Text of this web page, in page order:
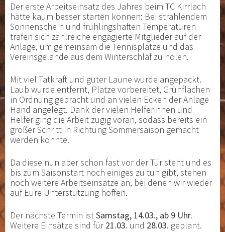
Der erste Arbeitseinsatz des Jahres beim TC Kirrlach
hätte kaum besser starten können: Bei strahlendem
Sonnenschein und frühlingshaften Temperaturen
trafen sich zahlreiche engagierte Mitglieder auf der
Anlage, um gemeinsam die Tennisplätze und das
Vereinsgelände aus dem Winterschlaf zu holen.
Mit viel Tatkraft und guter Laune wurde angepackt.
Laub wurde entfernt, Plätze vorbereitet, Grünflächen
in Ordnung gebracht und an vielen Ecken der Anlage
Hand angelegt. Dank der vielen Helferinnen und
Helfer ging die Arbeit zügig voran, sodass bereits ein
großer Schritt in Richtung Sommersaison gemacht
werden konnte.
Da diese nun aber schon fast vor der Tür steht und es
bis zum Saisonstart noch einiges zu tun gibt, stehen
noch weitere Arbeitseinsätze an, bei denen wir wieder
auf Eure Unterstützung hoffen.
Der nächste Termin istSamstag, 14.03., ab 9 Uhr.
Weitere Einsätze sind für21.03. und 28.03. geplant.